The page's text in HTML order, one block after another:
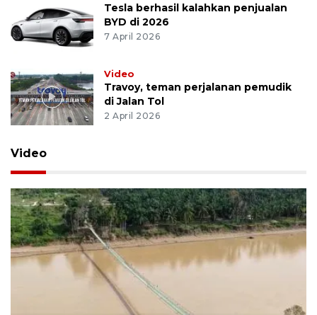
Tesla berhasil kalahkan penjualan
BYD di 2026
7 April 2026
Video
Travoy, teman perjalanan pemudik
di Jalan Tol
2 April 2026
Video